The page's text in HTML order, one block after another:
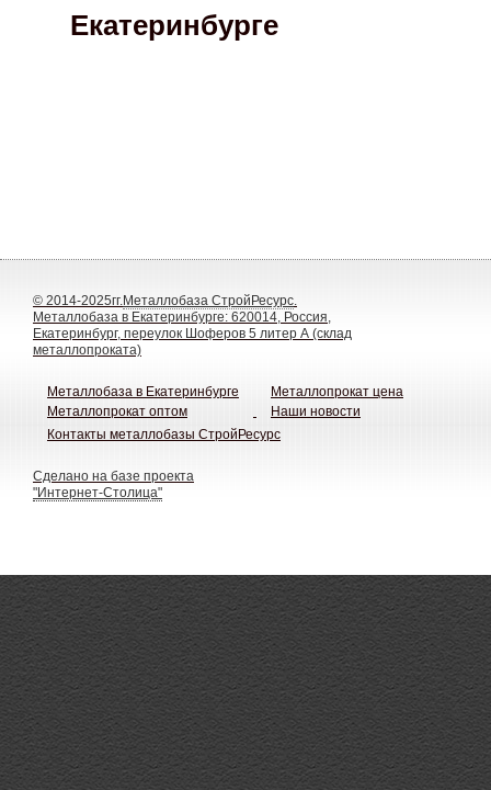
Екатеринбурге
© 2014-2025гг. Металлобаза СтройРесурс
Металлобаза в Екатеринбурге: 620014, Россия,
Екатеринбург, переулок Шоферов 5 литер А (склад
металлопроката)
Металлобаза в Екатеринбурге
Металлопрокат оптом
Металлопрокат цена
Наши новости
Контакты металлобазы СтройРесурс
Сделано на базе проекта
"Интернет-Столица"